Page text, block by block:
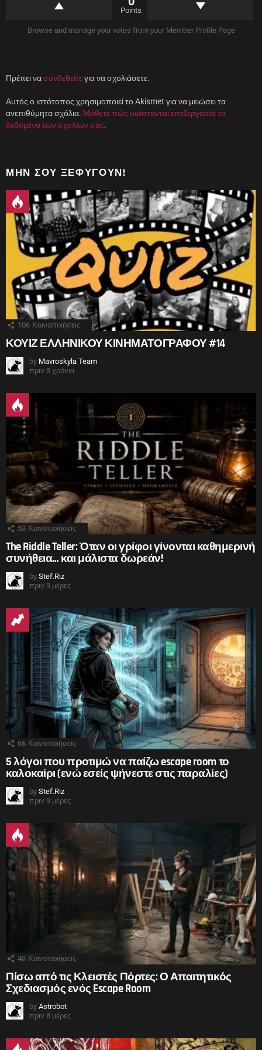
θ
ο
Points
Browse and manage your votes from your Member Profile Page
Πρέπει νασυνδεθείτεγια να σχολιάσετε.
Αυτός ο ιστότοπος χρησιμοποιεί το Akismet για να μειώσει τα
ανεπιθύμητα σχόλια. Μάθετε πώς υφίστανται επεξεργασία τα
δεδομένα των σχολίων σας.
ΜΗΝ ΣΟΥ ΞΕΦΎΓΟΥΝ!
106 Κοινοποιήσεις
ΚΟΥΙΖ ΕΛΛΗΝΙΚΟΥ ΚΙΝΗΜΑΤΟΓΡΑΦΟΥ #14
by Mavroskyla Team
πριν 3 χρόνια
53 Κοινοποιήσεις
The Riddle Teller: Όταν οι γρίφοι γίνονται καθημερινή
συνήθεια… και μάλιστα δωρεάν!
by Stef.Riz
πριν 3 μέρες
66 Κοινοποιήσεις
5 λόγοι που προτιμώ να παίζω escape room το
καλοκαίρι (ενώ εσείς ψήνεστε στις παραλίες)
by Stef.Riz
πριν 9 μέρες
48 Κοινοποιήσεις
Πίσω από τις Κλειστές Πόρτες: Ο Απαιτητικός
Σχεδιασμός ενός Escape Room
by Astrobot
πριν 8 μέρες